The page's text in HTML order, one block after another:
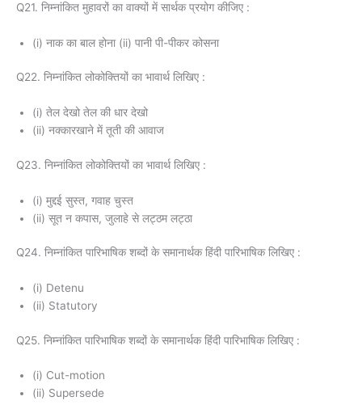
Q21. निम्नांकित मुहावरों का वाक्यों में सार्थक प्रयोग कीजिए :
(i) नाक का बाल होना (ii) पानी पी-पीकर कोसना
Q22. निम्नांकित लोकोक्तियों का भावार्थ लिखिए :
(i) तेल देखो तेल की धार देखो
(ii) नक्कारखाने में तूती की आवाज
Q23. निम्नांकित लोकोक्तियों का भावार्थ लिखिए :
(i) मुद्दई सुस्त, गवाह चुस्त
(ii) सूत न कपास, जुलाहे से लट्ठम लट्ठा
Q24. निम्नांकित पारिभाषिक शब्दों के समानार्थक हिंदी पारिभाषिक लिखिए :
(i) Detenu
(ii) Statutory
Q25. निम्नांकित पारिभाषिक शब्दों के समानार्थक हिंदी पारिभाषिक लिखिए :
(i) Cut-motion
(ii) Supersede